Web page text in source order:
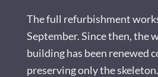
The full refurbishment
September. Since then, the
building has been renewed
preserving only the